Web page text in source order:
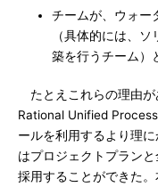
チームが、ウォー
（具体的には、
築を行うチーム）
たとえこれらの理由が
Rational Unified
ールを利用するより理
はプロジェクトプラン
採用することができた